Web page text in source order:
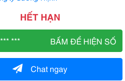
HẾT HẠN
*** BẤM ĐỂ HIỆN SỐ
Chat ngay